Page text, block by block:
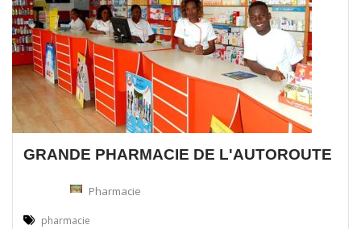
GRANDE PHARMACIE DE L'AUTOROUTE
Pharmacie
pharmacie